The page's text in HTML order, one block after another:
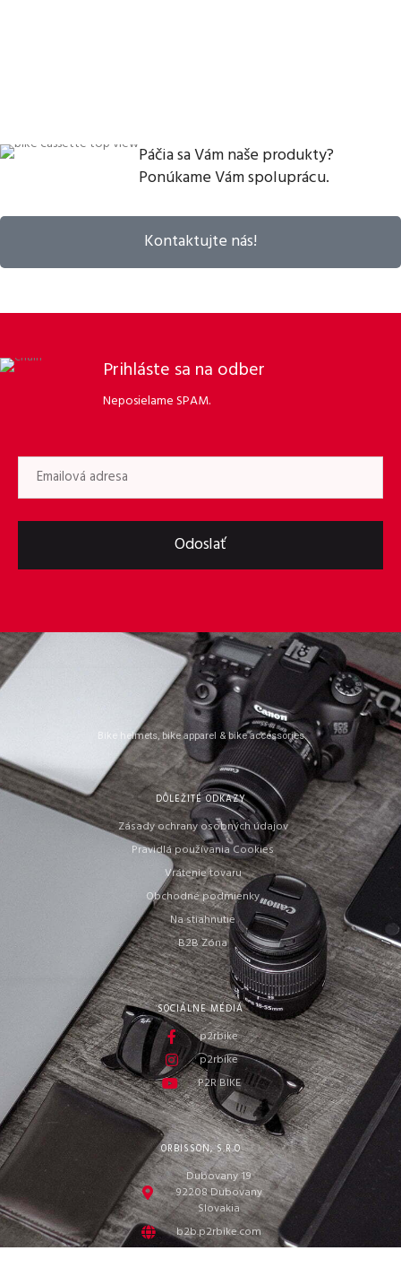
Páčia sa Vám naše produkty?
Ponúkame Vám spoluprácu.
Kontaktujte nás!
Prihláste sa na odber
Neposielame SPAM.
Odoslať
ORBISSON, S.R.O
Dubovany 19
92208 Dubovany
Slovakia
b2b.p2rbike.com
SOCIÁLNE MÉDIÁ
p2rbike
p2rbike
P2R BIKE
DÔLEŽITÉ ODKAZY
Zásady ochrany osobných údajov
Pravidlá používania Cookies
Vrátenie tovaru
Obchodné podmienky
Na stiahnutie
B2B Zóna
Bike helmets, bike apparel & bike accessories